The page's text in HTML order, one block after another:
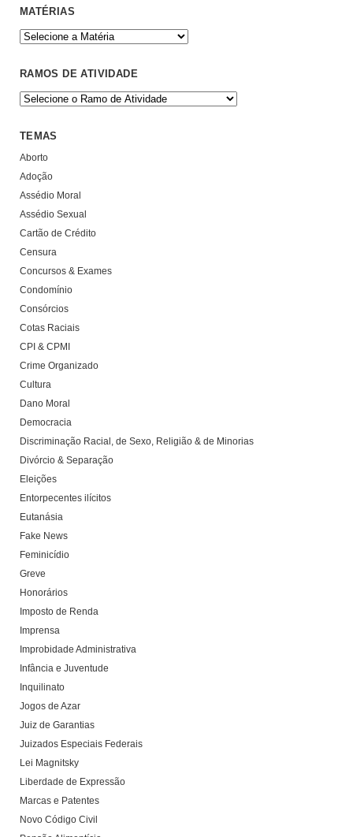
MATÉRIAS
RAMOS DE ATIVIDADE
TEMAS
Aborto
Adoção
Assédio Moral
Assédio Sexual
Cartão de Crédito
Censura
Concursos & Exames
Condomínio
Consórcios
Cotas Raciais
CPI & CPMI
Crime Organizado
Cultura
Dano Moral
Democracia
Discriminação Racial, de Sexo, Religião & de Minorias
Divórcio & Separação
Eleições
Entorpecentes ilícitos
Eutanásia
Fake News
Feminicídio
Greve
Honorários
Imposto de Renda
Imprensa
Improbidade Administrativa
Infância e Juventude
Inquilinato
Jogos de Azar
Juiz de Garantias
Juizados Especiais Federais
Lei Magnitsky
Liberdade de Expressão
Marcas e Patentes
Novo Código Civil